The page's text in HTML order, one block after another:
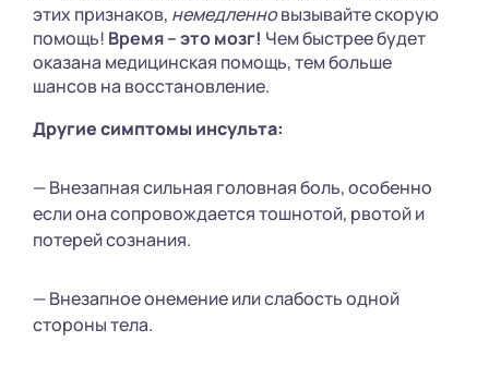
этих признаков, немедленновызывайте скорую
помощь! Время – это мозг! Чем быстрее будет
оказана медицинская помощь, тем больше
шансов на восстановление.
Другие симптомы инсульта:
— Внезапная сильная головная боль, особенно
если она сопровождается тошнотой, рвотой и
потерей сознания.
— Внезапное онемение или слабость одной
стороны тела.